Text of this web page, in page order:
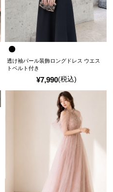
¥7,990(税込)
透け袖パール装飾ロングドレス ウエス
トベルト付き